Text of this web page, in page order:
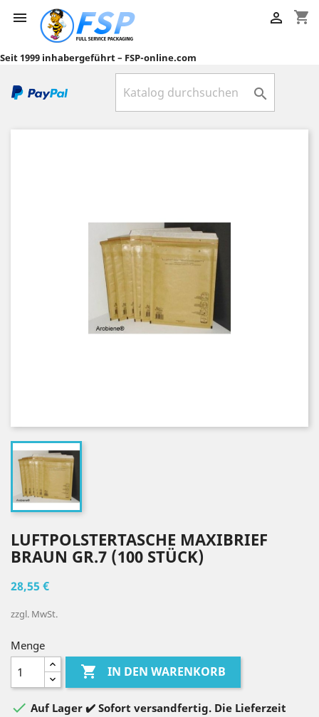
 shopping_cart

Seit 1999 inhabergeführt – FSP-online.com

LUFTPOLSTERTASCHE MAXIBRIEF
BRAUN GR.7 (100 STÜCK)
28,55 €
zzgl. MwSt.
Menge
 IN DEN WARENKORB
 Auf Lager ✔️ Sofort versandfertig. Die Lieferzeit